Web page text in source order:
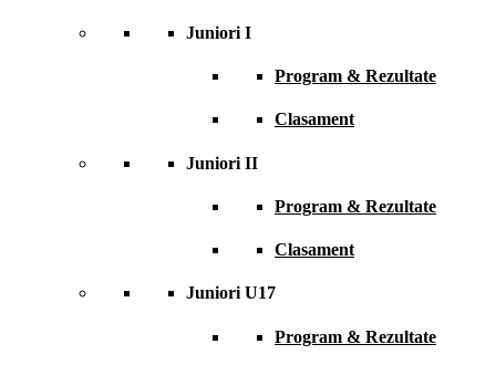
Juniori I
Program & Rezultate
Clasament
Juniori II
Program & Rezultate
Clasament
Juniori U17
Program & Rezultate